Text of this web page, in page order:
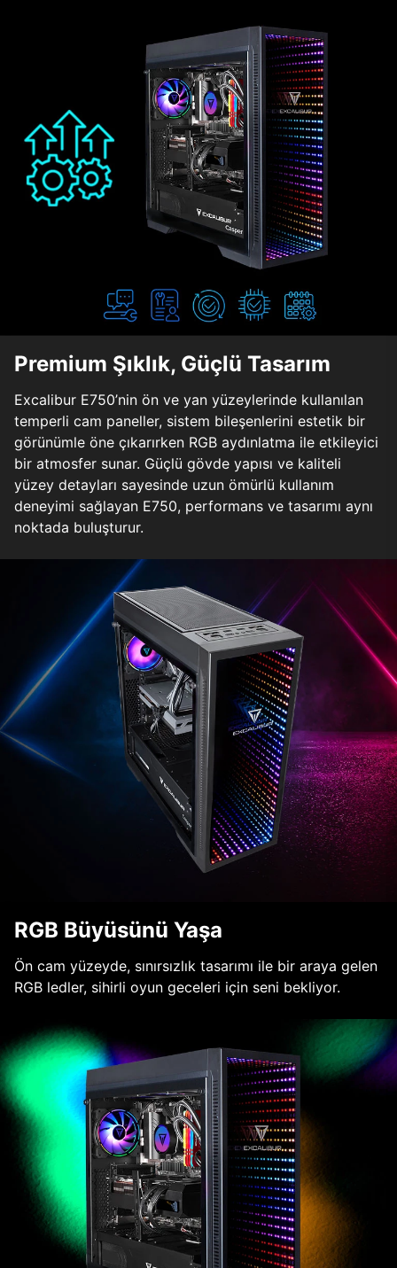
Premium Şıklık, Güçlü Tasarım
Excalibur E750’nin ön ve yan yüzeylerinde kullanılan
temperli cam paneller, sistem bileşenlerini estetik bir
görünümle öne çıkarırken RGB aydınlatma ile etkileyici
bir atmosfer sunar. Güçlü gövde yapısı ve kaliteli
yüzey detayları sayesinde uzun ömürlü kullanım
deneyimi sağlayan E750, performans ve tasarımı aynı
noktada buluşturur.
RGB Büyüsünü Yaşa
Ön cam yüzeyde, sınırsızlık tasarımı ile bir araya gelen
RGB ledler, sihirli oyun geceleri için seni bekliyor.